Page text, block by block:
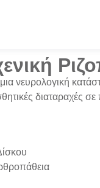
μια νευρολογική
διαταραχές σε